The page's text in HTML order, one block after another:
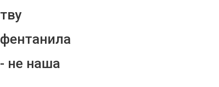
тву
фентанила
- не наша